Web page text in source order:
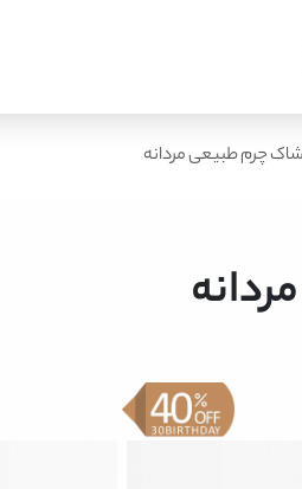
چرم طبیعی مردانه